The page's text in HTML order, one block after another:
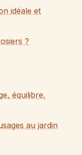
idéale et
?
équilibre,
au jardin